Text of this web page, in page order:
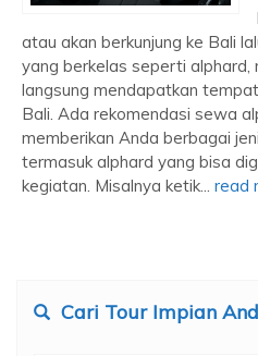
atau akan berkunjung ke Bali
yang berkelas seperti alphard,
langsung mendapatkan
Bali. Ada rekomendasi sewa
memberikan Anda berbagai
termasuk alphard yang bisa
kegiatan. Misalnya ketik... read
Cari Tour Impian